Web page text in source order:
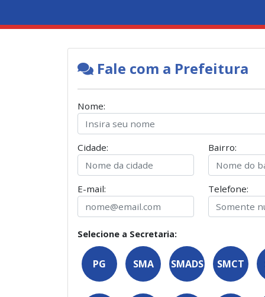
Fale com a Prefeitura
Nome:
Cidade: Bairro:
E-mail: Telefone:
Selecione a Secretaria:
PG SMA SMADS SMCT